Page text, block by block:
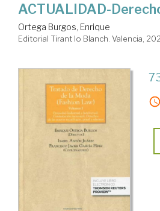
ACTUALIDAD-
Ortega Burgos, Enrique
Editorial Tirant lo Blanch. Valencia,